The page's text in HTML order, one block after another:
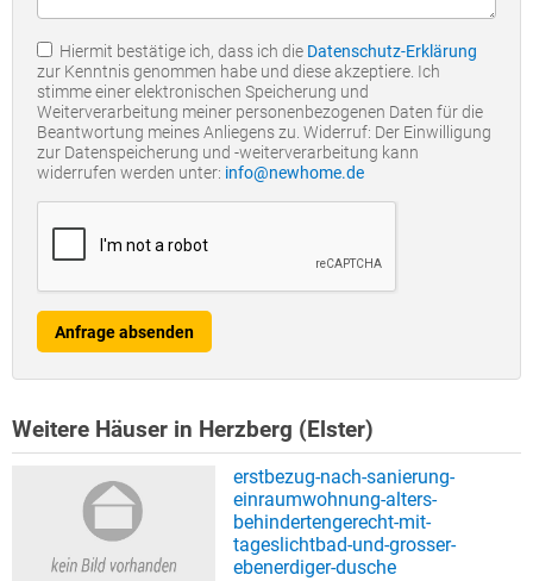
Hiermit bestätige ich, dass ich die Datenschutz-Erklärung
zur Kenntnis genommen habe und diese akzeptiere. Ich
stimme einer elektronischen Speicherung und
Weiterverarbeitung meiner personenbezogenen Daten für die
Beantwortung meines Anliegens zu. Widerruf: Der Einwilligung
zur Datenspeicherung und -weiterverarbeitung kann
widerrufen werden unter: info@newhome.de
Anfrage absenden
Weitere Häuser in Herzberg (Elster)
erstbezug-nach-sanierung-
einraumwohnung-alters-
behindertengerecht-mit-
tageslichtbad-und-grosser-
ebenerdiger-dusche